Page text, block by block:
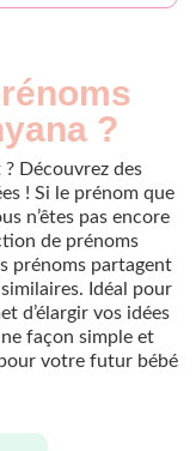
?
Découvrez des
! Si le prénom que
n’êtes pas encore
de prénoms
prénoms partagent
Idéal pour
d’élargir vos idées
façon simple et
votre futur bébé